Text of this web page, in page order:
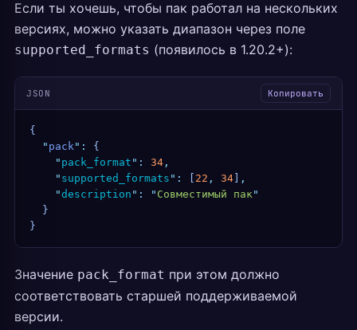
Если ты хочешь, чтобы пак работал на нескольких
версиях, можно указать диапазон через поле
supported_formats (появилось в 1.20.2+):
JSON Копировать
{
  "
pack" :
{
    "
pack_format " : 34 ,
    "
supported_formats " : 22 , 34
,
    "
description " : " Совместимый пак"
  }
}
Значение pack_format при этом должно
соответствовать старшей поддерживаемой
версии.